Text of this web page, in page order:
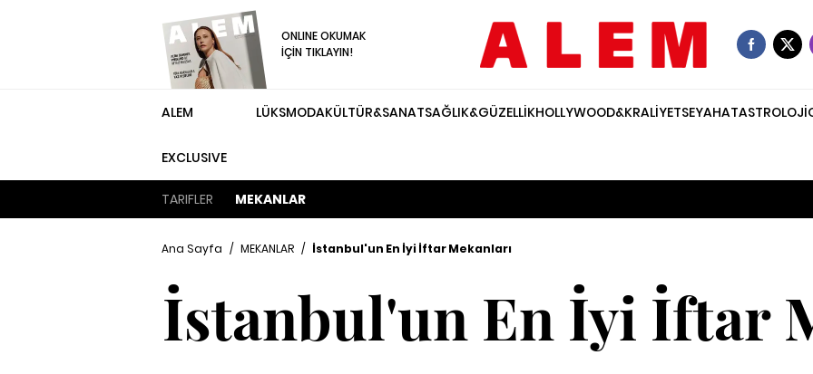
ONLINE OKUMAK
İÇİN TIKLAYIN!
ALEM
EXCLUSIVE
LÜKSMODAKÜLTÜR&SANATSAĞLIK&GÜZELLİKHOLLYWOOD&KRALİYETSEYAHATASTROLOJİ
TARIFLER MEKANLAR
Ana Sayfa / MEKANLAR / İstanbul'un En İyi İftar Mekanları
İstanbul'un En İyi İftar